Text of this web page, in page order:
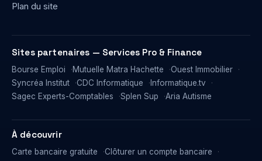
Plan du site
Sites partenaires — Services Pro & Finance
Bourse Emploi Mutuelle Matra Hachette
Ouest Immobilier
Syncréa Institut
CDC Informatique
Informatique.tv
Sagec Experts-Comptables
Splen Sup Aria Autisme
À découvrir
Carte bancaire gratuite
Clôturer un compte bancaire